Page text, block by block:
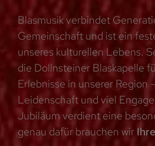
Blasmusik verbindet
Gemeinschaft und ist ein
unseres kulturellen Lebens.
die Dollnsteiner Blaskapelle
Erlebnisse in unserer Region
Leidenschaft und viel
Jubiläum verdient eine
genau dafür brauchen wir